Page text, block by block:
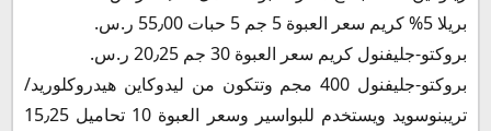
بريلا 5% كريم سعر العبوة 5 جم 5 حبات 55٫00 ر.س.‏
بروكتو-جليفنول كريم سعر العبوة 30 جم 20٫25 ر.س.‏
بروكتو-جليفنول 400 مجم وتتكون من ليدوكاين هيدروكلوريد/
تريبنوسويد ويستخدم للبواسير وسعر العبوة 10 تحاميل 15٫25